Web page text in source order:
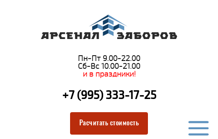
Пн-Пт 9.00-22.00
Сб-Вс 10.00-21.00
и в праздники!
+7 (995) 333-17-25
Расчитать стоимость